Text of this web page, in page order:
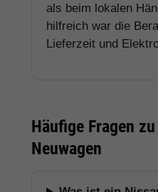
als beim lokalen
hilfreich war die
Lieferzeit und
Häufige Fragen
Neuwagen